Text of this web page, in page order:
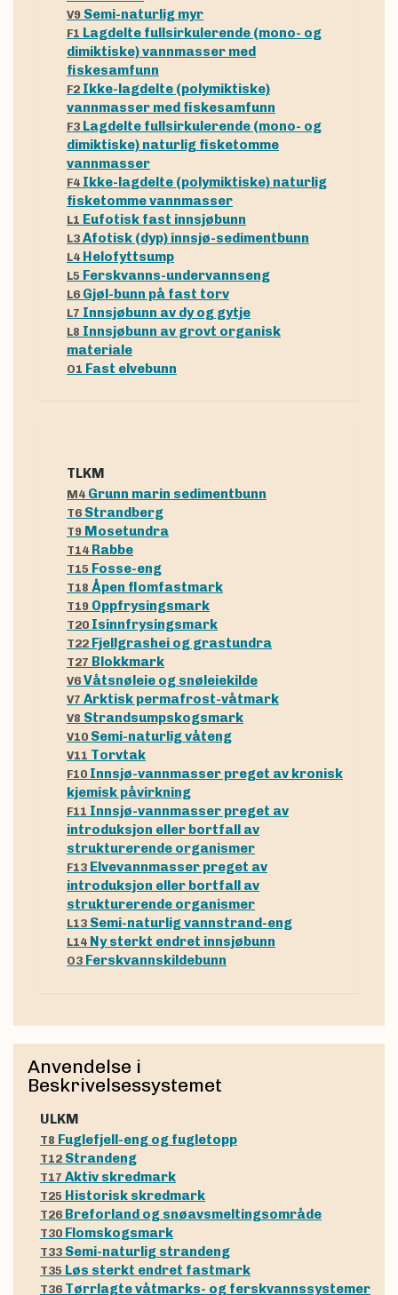
V9 Semi-naturlig myr
F1 Lagdelte fullsirkulerende (mono- og
dimiktiske) vannmasser med
fiskesamfunn
F2 Ikke-lagdelte (polymiktiske)
vannmasser med fiskesamfunn
F3 Lagdelte fullsirkulerende (mono- og
dimiktiske) naturlig fisketomme
vannmasser
F4 Ikke-lagdelte (polymiktiske) naturlig
fisketomme vannmasser
L1 Eufotisk fast innsjøbunn
L3 Afotisk (dyp) innsjø-sedimentbunn
L4 Helofyttsump
L5 Ferskvanns-undervannseng
L6 Gjøl-bunn på fast torv
L7 Innsjøbunn av dy og gytje
L8 Innsjøbunn av grovt organisk
materiale
O1 Fast elvebunn
tLKM
M4 Grunn marin sedimentbunn
T6 Strandberg
T9 Mosetundra
T14 Rabbe
T15 Fosse-eng
T18 Åpen flomfastmark
T19 Oppfrysingsmark
T20 Isinnfrysingsmark
T22 Fjellgrashei og grastundra
T27 Blokkmark
V6 Våtsnøleie og snøleiekilde
V7 Arktisk permafrost-våtmark
V8 Strandsumpskogsmark
V10 Semi-naturlig våteng
V11 Torvtak
F10 Innsjø-vannmasser preget av kronisk
kjemisk påvirkning
F11 Innsjø-vannmasser preget av
introduksjon eller bortfall av
strukturerende organismer
F13 Elvevannmasser preget av
introduksjon eller bortfall av
strukturerende organismer
L13 Semi-naturlig vannstrand-eng
L14 Ny sterkt endret innsjøbunn
O3 Ferskvannskildebunn
Anvendelse i
Beskrivelsessystemet
uLKM
T8 Fuglefjell-eng og fugletopp
T12 Strandeng
T17 Aktiv skredmark
T25 Historisk skredmark
T26 Breforland og snøavsmeltingsområde
T30 Flomskogsmark
T33 Semi-naturlig strandeng
T35 Løs sterkt endret fastmark
T36 Tørrlagte våtmarks- og ferskvannssystemer